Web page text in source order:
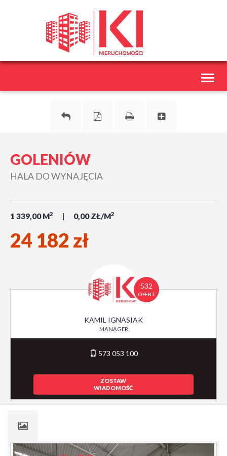
GOLENIÓW
HALA DO WYNAJĘCIA
1 339,00 M2 0,00 ZŁ/M2
24 182 zł
532
OFERT
KAMIL IGNASIAK
MANAGER
573 053 100
ZOSTAW
WIADOMOŚĆ